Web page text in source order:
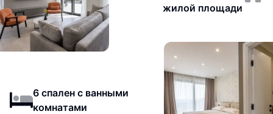
жилой площади
6 спален с ванными
комнатами